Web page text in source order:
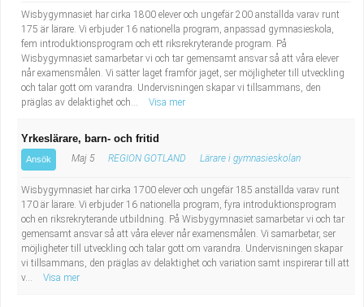
Kultur, media, design
Militärt arbete
Naturbruk
Pedagogiskt arbete
Sanering och renhållning
Socialt arbete
Tidningsbud/Tidningsdistributör
Lärare i fritidshem/Fritidspedagog
Taxiförare/Taxichaufför
sekreterare
Lastbilsförare m.fl.
Fastighetsskötare
Informatör/Kommunikatör
Wisbygymnasiet har cirka 1800 elever och ungefär 200 anställda varav runt
175 är lärare. Vi erbjuder 16 nationella program, anpassad gymnasieskola,
fem introduktionsprogram och ett riksrekryterande program. På
Wisbygymnasiet samarbetar vi och tar gemensamt ansvar så att våra elever
når examensmålen. Vi sätter laget framför jaget, ser möjligheter till utveckling
och talar gott om varandra. Undervisningen skapar vi tillsammans, den
präglas av delaktighet och...
Visa mer
Yrkeslärare, barn- och fritid
Ansök Maj 5 REGION GOTLAND Lärare i gymnasieskolan
Wisbygymnasiet har cirka 1700 elever och ungefär 185 anställda varav runt
170 är lärare. Vi erbjuder 16 nationella program, fyra introduktionsprogram
och en riksrekryterande utbildning. På Wisbygymnasiet samarbetar vi och tar
gemensamt ansvar så att våra elever når examensmålen. Vi samarbetar, ser
möjligheter till utveckling och talar gott om varandra. Undervisningen skapar
vi tillsammans, den präglas av delaktighet och variation samt inspirerar till att
v...
Visa mer